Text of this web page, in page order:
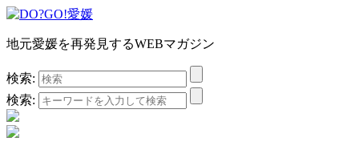
地元愛媛を再発見するWEBマガジン
検索:
検索: